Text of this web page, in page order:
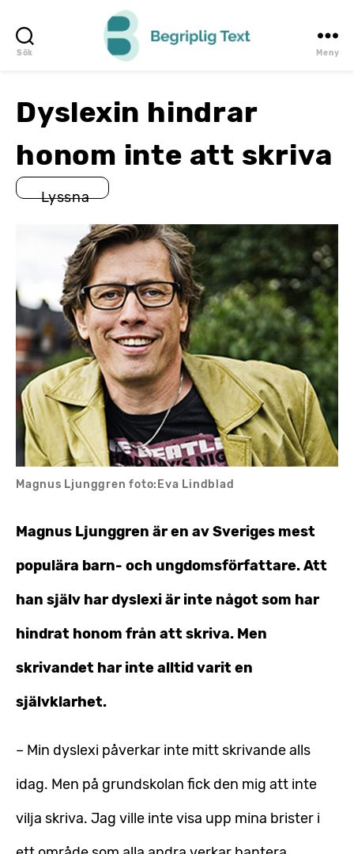
Sök
Text
Meny
Dyslexin hindrar
honom inte att skriva
Lyssna
Magnus Ljunggren foto:Eva Lindblad
Magnus Ljunggren är en av Sveriges mest
populära barn- och ungdomsförfattare. Att
han själv har dyslexi är inte något som har
hindrat honom från att skriva. Men
skrivandet har inte alltid varit en
självklarhet.
– Min dyslexi påverkar inte mitt skrivande alls
idag. Men på grundskolan fick den mig att inte
vilja skriva. Jag ville inte visa upp mina brister i